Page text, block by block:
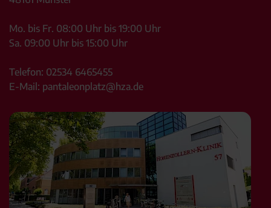
Mo. bis Fr. 08:00 Uhr bis 19:00 Uhr
Sa. 09:00 Uhr bis 15:00 Uhr
Telefon: 02534 6465455
E-Mail: pantaleonplatz@hza.de